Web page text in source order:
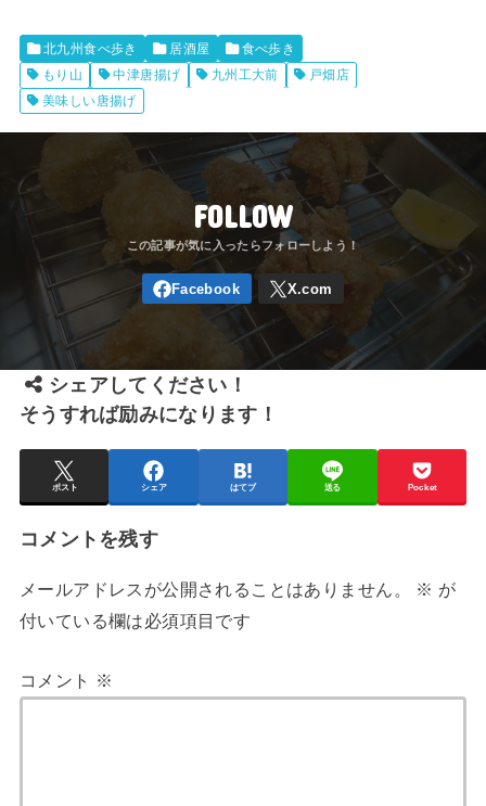
北九州食べ歩き 居酒屋
食べ歩き
もり山
中津唐揚げ 九州工大前
戸畑店
美味しい唐揚げ
FOLLOW
シェアしてください！
そうすれば励みになります！
ポスト シェア はてブ 送る Pocket
コメントを残す
メールアドレスが公開されることはありません。 ※ が
付いている欄は必須項目です
コメント ※